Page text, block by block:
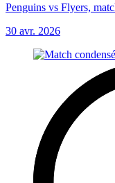
Penguins vs Flyers,
30 avr. 2026